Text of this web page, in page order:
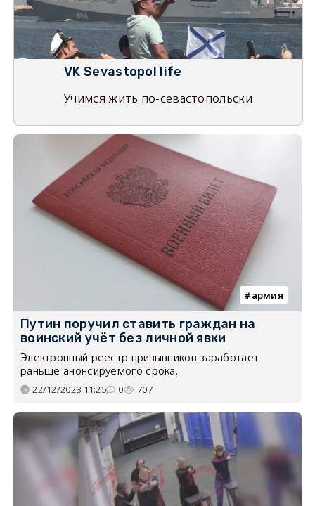
VK Sevastopol life
Учимся жить по-севастопольски
армия
Путин поручил ставить граждан на
воинский учёт без личной явки
Электронный реестр призывников заработает
раньше анонсируемого срока.
22/12/2023 11:25 0 707